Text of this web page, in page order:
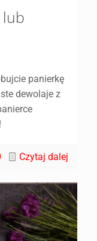
lub
panierkę
dewolaje z
Czytaj dalej